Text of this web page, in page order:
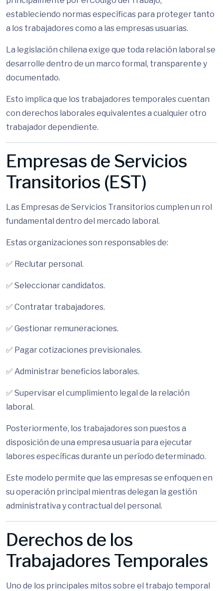
estableciendo normas específicas para proteger tanto
a los trabajadores como a las empresas usuarias.
La legislación chilena exige que toda relación laboral se
desarrolle dentro de un marco formal, transparente y
documentado.
Esto implica que los trabajadores temporales cuentan
con derechos laborales equivalentes a cualquier otro
trabajador dependiente.
Empresas de Servicios
Transitorios (EST)
Las Empresas de Servicios Transitorios cumplen un rol
fundamental dentro del mercado laboral.
Estas organizaciones son responsables de:
✅ Reclutar personal.
✅ Seleccionar candidatos.
✅ Contratar trabajadores.
✅ Gestionar remuneraciones.
✅ Pagar cotizaciones previsionales.
✅ Administrar beneficios laborales.
✅ Supervisar el cumplimiento legal de la relación
laboral.
Posteriormente, los trabajadores son puestos a
disposición de una empresa usuaria para ejecutar
labores específicas durante un período determinado.
Este modelo permite que las empresas se enfoquen en
su operación principal mientras delegan la gestión
administrativa y contractual del personal.
Derechos de los
Trabajadores Temporales
Uno de los principales mitos sobre el trabajo temporal